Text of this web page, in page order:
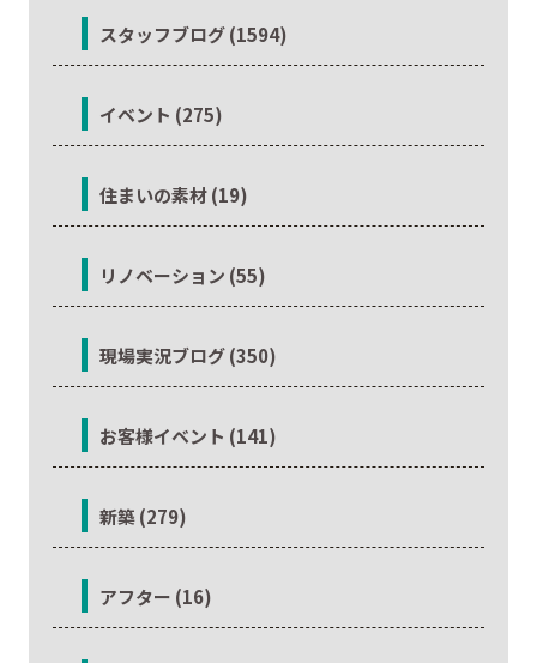
スタッフブログ (1594)
イベント (275)
住まいの素材 (19)
リノベーション (55)
現場実況ブログ (350)
お客様イベント (141)
新築 (279)
アフター (16)